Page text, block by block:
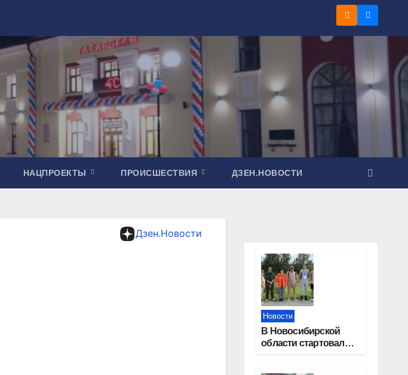
НАЦПРОЕКТЫ ПРОИСШЕСТВИЯ ДЗЕН.НОВОСТИ
Дзен.Новости
Новости
В Новосибирской
области стартовал